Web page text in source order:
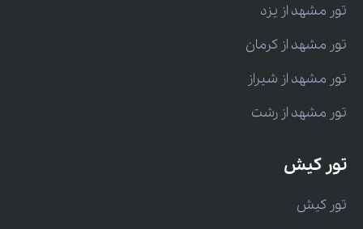
تور مشهد از یزد
تور مشهد از کرمان
تور مشهد از شیراز
تور مشهد از رشت
تور کیش
تور کیش